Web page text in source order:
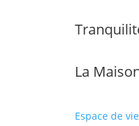
La
Espace de